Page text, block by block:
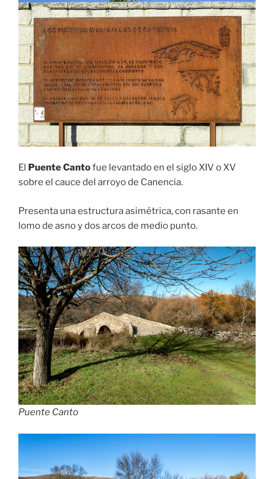
El Puente Cantofue levantado en el siglo XIV o XV
sobre el cauce del arroyo de Canencia.
Presenta una estructura asimétrica, con rasante en
lomo de asno y dos arcos de medio punto.
Puente Canto